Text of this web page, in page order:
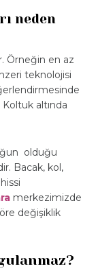
neden
Örneğin en az
teknolojisi
Koltuk altında
olduğu
Bacak, kol,
merkezimizde
değişiklik